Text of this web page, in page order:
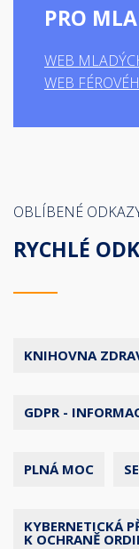
PRO
WEB
WEB
OBLÍBENÉ
RYCHLÉ
KNIHOVNA
GDPR -
PLNÁ MOC
KYBERNETICKÁ
K OCHRANĚ